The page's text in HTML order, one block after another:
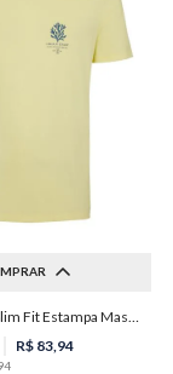
P M
R$ 83, 94